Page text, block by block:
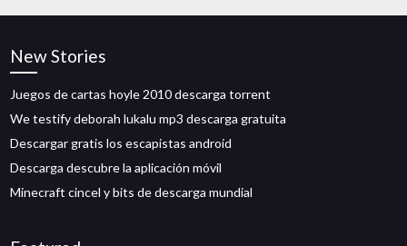
New Stories
Juegos de cartas hoyle 2010 descarga torrent
We testify deborah lukalu mp3 descarga gratuita
Descargar gratis los escapistas android
Descarga descubre la aplicación móvil
Minecraft cincel y bits de descarga mundial